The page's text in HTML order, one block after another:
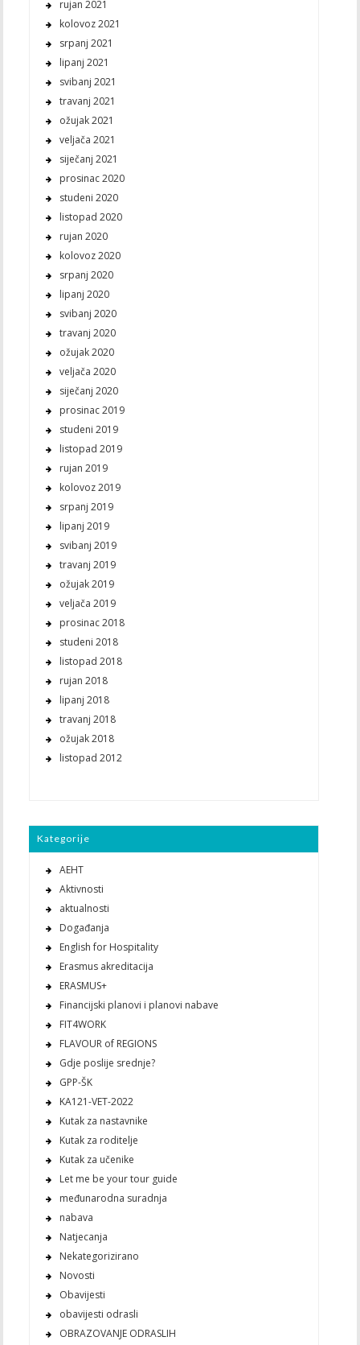
rujan 2021
kolovoz 2021
srpanj 2021
lipanj 2021
svibanj 2021
travanj 2021
ožujak 2021
veljača 2021
siječanj 2021
prosinac 2020
studeni 2020
listopad 2020
rujan 2020
kolovoz 2020
srpanj 2020
lipanj 2020
svibanj 2020
travanj 2020
ožujak 2020
veljača 2020
siječanj 2020
prosinac 2019
studeni 2019
listopad 2019
rujan 2019
kolovoz 2019
srpanj 2019
lipanj 2019
svibanj 2019
travanj 2019
ožujak 2019
veljača 2019
prosinac 2018
studeni 2018
listopad 2018
rujan 2018
lipanj 2018
travanj 2018
ožujak 2018
listopad 2012
Kategorije
AEHT
Aktivnosti
aktualnosti
Događanja
English for Hospitality
Erasmus akreditacija
ERASMUS+
Financijski planovi i planovi nabave
FIT4WORK
FLAVOUR of REGIONS
Gdje poslije srednje?
GPP-ŠK
KA121-VET-2022
Kutak za nastavnike
Kutak za roditelje
Kutak za učenike
Let me be your tour guide
međunarodna suradnja
nabava
Natjecanja
Nekategorizirano
Novosti
Obavijesti
obavijesti odrasli
OBRAZOVANJE ODRASLIH